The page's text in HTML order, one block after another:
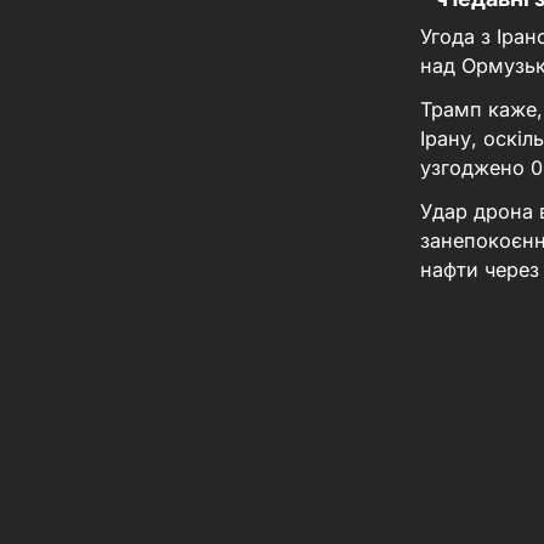
Угода з
над
Трамп
Ірану,
узгоджено
Удар дрона
нафти